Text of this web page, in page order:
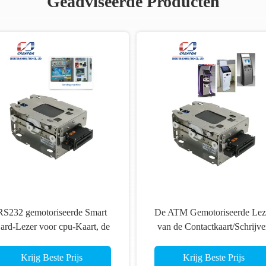
De ATM Gemotoriseerde Lezer
van de Contactkaart/Schrijver,
Krijg Beste Prijs
De Kaartlezer van
betalingskiosk ATM
Lezer
Krijg Beste Prijs